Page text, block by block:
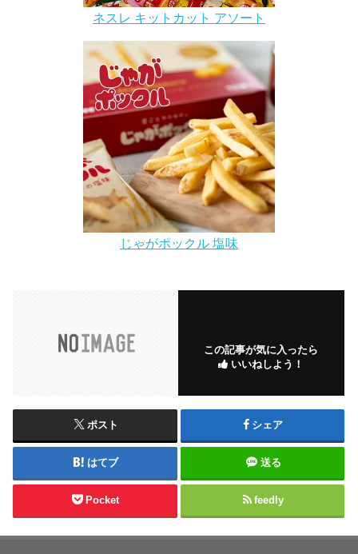
ネスレ キットカット アソート
じゃがポックル 塩味
この記事が気に入ったら
いいねしよう！
ポスト シェア
はてブ 送る
Pocket feedly